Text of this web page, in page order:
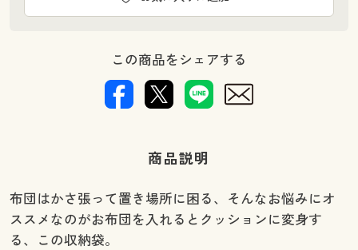
この商品をシェアする
商品説明
布団はかさ張って置き場所に困る、そんなお悩みにオ
ススメなのがお布団を入れるとクッションに変身す
る、この収納袋。